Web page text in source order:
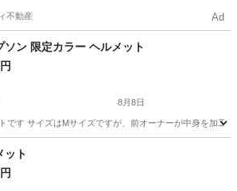
不動産 Ad
シンプソン 限定カラー ヘルメット
8月8日
です サイズはMサイズですが、前オーナーが中身を加工
ット